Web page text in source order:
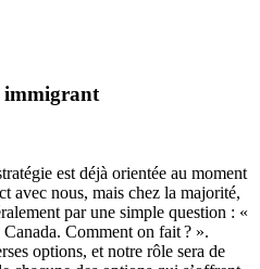
est déjà orientée au moment
avec nous, mais chez la majorité,
par une simple question : «
Comment on fait ? ».
options, et notre rôle sera de